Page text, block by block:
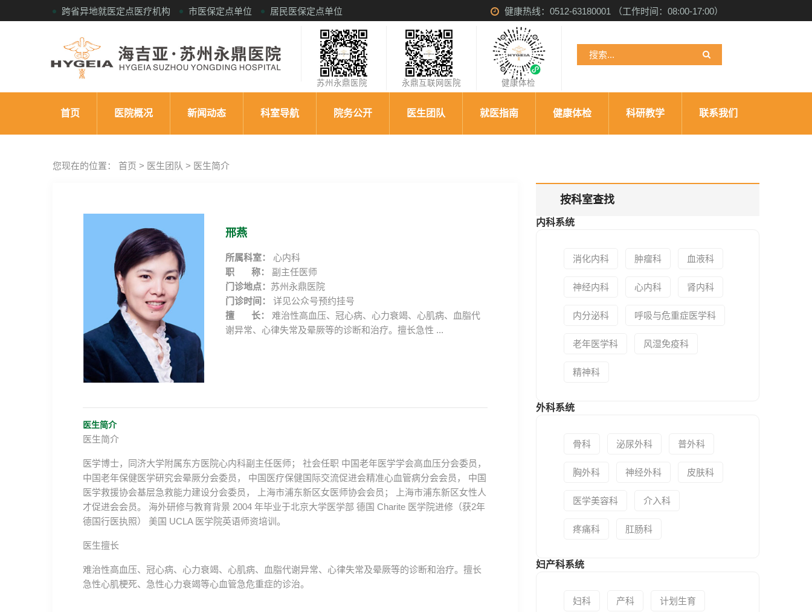
跨省异地就医定点医疗机构 市医保定点单位 居民医保定点单位 健康热线：0512-63180001 （工作时间：08:00-17:00）
苏州永鼎医院 永鼎互联网医院 健康体检
首页 医院概况 新闻动态 科室导航 院务公开 医生团队 就医指南 健康体检 科研教学 联系我们
您现在的位置： 首页 > 医生团队 > 医生简介
邢燕
所属科室： 心内科
职 称：
副主任医师
门诊地点： 苏州永鼎医院
门诊时间：
详见公众号预约挂号
擅 长：
难治性高血压、冠心病、心力衰竭、心肌病、血脂代
谢异常、心律失常及晕厥等的诊断和治疗。擅长急性 ...
医生简介
医生简介
医学博士，同济大学附属东方医院心内科副主任医师； 社会任职 中国老年医学学会高血压分会委员，
中国老年保健医学研究会晕厥分会委员， 中国医疗保健国际交流促进会精准心血管病分会会员， 中国
医学救援协会基层急救能力建设分会委员， 上海市浦东新区女医师协会会员； 上海市浦东新区女性人
才促进会会员。 海外研修与教育背景 2004 年毕业于北京大学医学部 德国 Charite 医学院进修（获2年
德国行医执照） 美国 UCLA 医学院英语师资培训。
医生擅长
难治性高血压、冠心病、心力衰竭、心肌病、血脂代谢异常、心律失常及晕厥等的诊断和治疗。擅长
急性心肌梗死、急性心力衰竭等心血管急危重症的诊治。
按科室查找
内科系统
消化内科 肿瘤科 血液科
神经内科 心内科 肾内科
内分泌科 呼吸与危重症医学科
老年医学科 风湿免疫科
精神科
外科系统
骨科 泌尿外科 普外科
胸外科 神经外科 皮肤科
医学美容科 介入科
疼痛科 肛肠科
妇产科系统
妇科 产科 计划生育